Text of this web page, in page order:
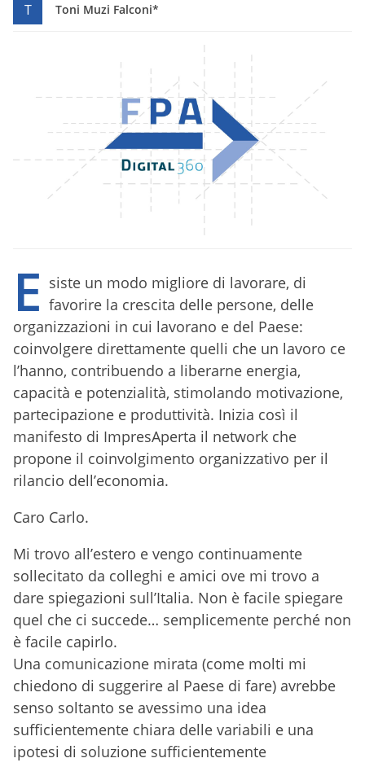
T Toni Muzi Falconi*
E siste un modo migliore di lavorare, di
favorire la crescita delle persone, delle
organizzazioni in cui lavorano e del Paese:
coinvolgere direttamente quelli che un lavoro ce
l’hanno, contribuendo a liberarne energia,
capacità e potenzialità, stimolando motivazione,
partecipazione e produttività. Inizia così il
manifesto di ImpresAperta il network che
propone il coinvolgimento organizzativo per il
rilancio dell’economia.
Caro Carlo.
Mi trovo all’estero e vengo continuamente
sollecitato da colleghi e amici ove mi trovo a
dare spiegazioni sull’Italia. Non è facile spiegare
quel che ci succede… semplicemente perché non
è facile capirlo.
Una comunicazione mirata (come molti mi
chiedono di suggerire al Paese di fare) avrebbe
senso soltanto se avessimo una idea
sufficientemente chiara delle variabili e una
ipotesi di soluzione sufficientemente